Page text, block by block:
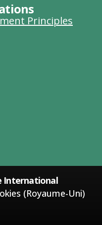
Principles
International
(Royaume-Uni)